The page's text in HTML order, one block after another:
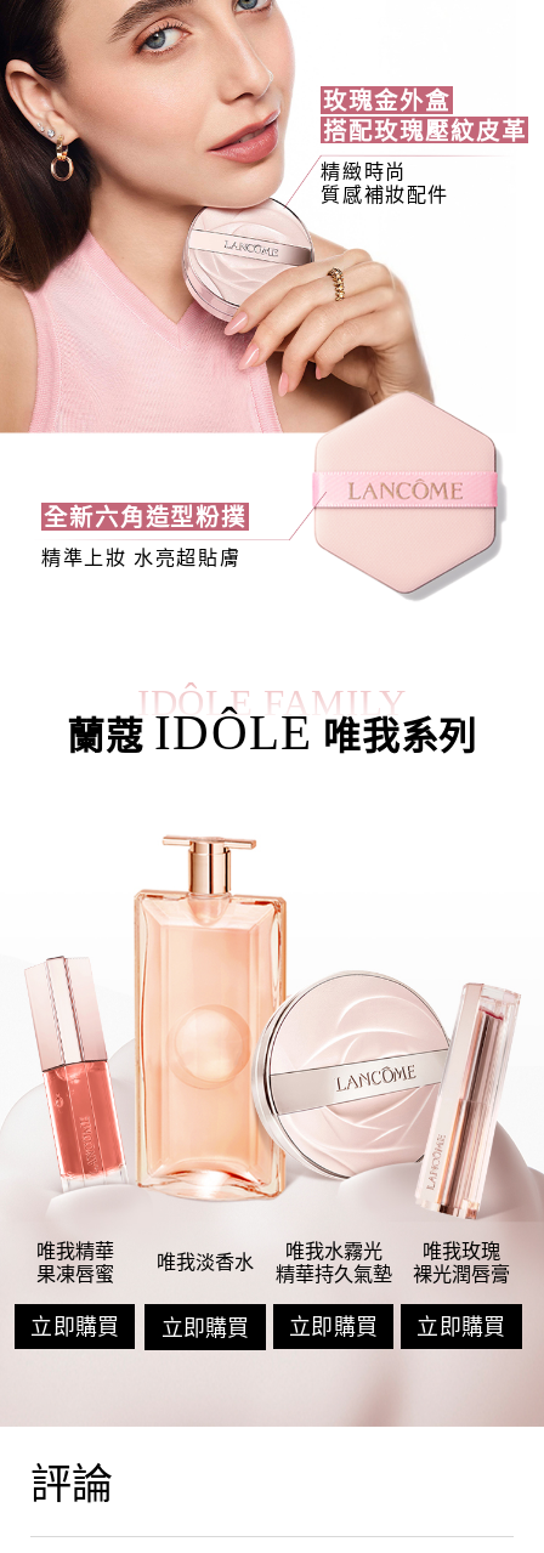
全新六角造型粉撲
精準上妝 水亮超貼膚
玫瑰金外盒
搭配玫瑰壓紋皮革
精緻時尚
質感補妝配件
IDÔLE FAMILY
蘭蔻 IDÔLE 唯我系列
唯我精華
果凍唇蜜
立即購買
唯我淡香水
立即購買
唯我水霧光
精華持久氣墊
立即購買
唯我玫瑰
裸光潤唇膏
立即購買
評論